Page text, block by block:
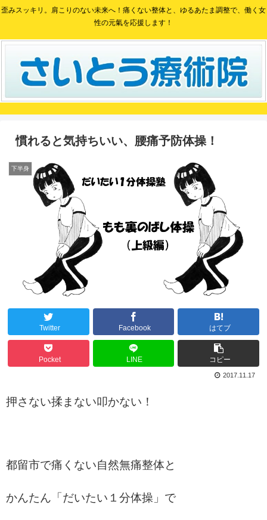
歪みスッキリ。肩こりのない未来へ！痛くない整体と、ゆるあたま調整で、働く女
性の元氣を応援します！
慣れると気持ちいい、腰痛予防体操！
下半身
Twitter Facebook はてブ
Pocket LINE コピー
2017.11.17
押さない揉まない叩かない！
都留市で痛くない自然無痛整体と
かんたん「だいたい１分体操」で